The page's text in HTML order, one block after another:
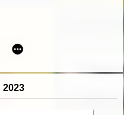
period episcopal ministry
2023